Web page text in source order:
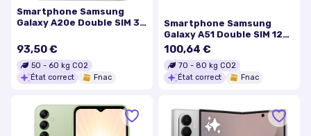
Smartphone Samsung
Galaxy A20e Double SIM 32
93,50 €
50 - 60 kg CO2
État correct
Fnac
Smartphone Samsung
Galaxy A51 Double SIM 128
Go Noir
100,64 €
70 - 80 kg CO2
État correct
Fnac